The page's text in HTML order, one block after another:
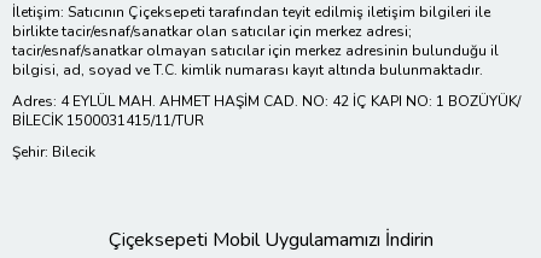
İletişim: Satıcının Çiçeksepeti tarafından teyit edilmiş iletişim bilgileri ile
birlikte tacir/esnaf/sanatkar olan satıcılar için merkez adresi;
tacir/esnaf/sanatkar olmayan satıcılar için merkez adresinin bulunduğu il
bilgisi, ad, soyad ve T.C. kimlik numarası kayıt altında bulunmaktadır.
Adres: 4 EYLÜL MAH. AHMET HAŞİM CAD. NO: 42 İÇ KAPI NO: 1 BOZÜYÜK/
BİLECİK 1500031415/11/TUR
Şehir: Bilecik
Çiçeksepeti Mobil Uygulamamızı İndirin